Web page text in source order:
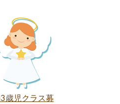
歳児クラス募